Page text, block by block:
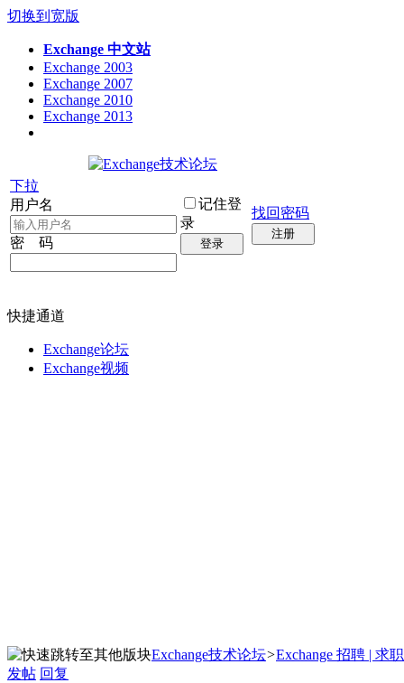
切换到宽版
Exchange 中文站
Exchange 2003
Exchange 2007
Exchange 2010
Exchange 2013
下拉
用户名
密 码
记住登
录
登录
找回密码
注册
快捷通道
Exchange论坛
Exchange视频
Exchange技术论坛>Exchange 招聘 | 求职
发帖 回复